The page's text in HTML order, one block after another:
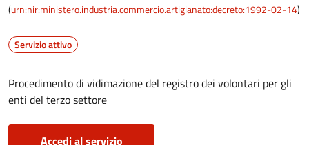
(urn:nir:ministero.industria.commercio.artigianato:decreto:1992-02-14)
Servizio attivo
Procedimento di vidimazione del registro dei volontari per gli
enti del terzo settore
Accedi al servizio